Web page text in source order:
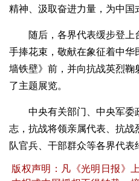
精神、汲取奋进力量，为中国
随后，各界代表缓步登上
手捧花束，敬献在象征着中华
墙铁壁》前，并向抗战英烈
了主题展览。
中央有关部门、中央军委
志，抗战将领亲属代表、抗
队官兵、干部群众等各界代表
版权声明：凡《光明日报》